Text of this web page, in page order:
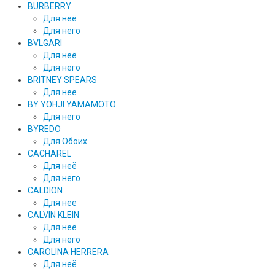
BURBERRY
Для неё
Для него
BVLGARI
Для неё
Для него
BRITNEY SPEARS
Для нее
BY YOHJI YAMAMOTO
Для него
BYREDO
Для Обоих
CACHAREL
Для неё
Для него
CALDION
Для нее
CALVIN KLEIN
Для неё
Для него
CAROLINA HERRERA
Для неё